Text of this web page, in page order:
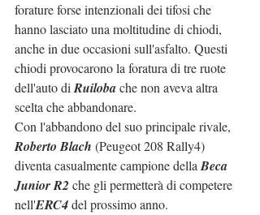
forature forse intenzionali dei tifosi che
hanno lasciato una moltitudine di chiodi,
anche in due occasioni sull'asfalto. Questi
chiodi provocarono la foratura di tre ruote
dell'auto di Ruiloba che non aveva altra
scelta che abbandonare.
Con l'abbandono del suo principale rivale,
Roberto Blach (Peugeot 208 Rally4)
diventa casualmente campione della Beca
Junior R2 che gli permetterà di competere
nell'ERC4 del prossimo anno.